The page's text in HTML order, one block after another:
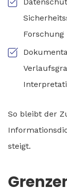
So bleibt der
steigt.